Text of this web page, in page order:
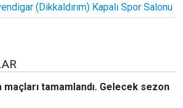
(Dikkaldırım) Kapalı Spor Salonu
tamamlandı. Gelecek sezon